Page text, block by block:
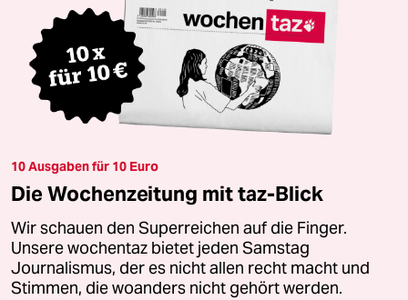
10 Ausgaben für 10 Euro
Die Wochenzeitung mit taz-Blick
Wir schauen den Superreichen auf die Finger.
Unsere wochentaz bietet jeden Samstag
Journalismus, der es nicht allen recht macht und
Stimmen, die woanders nicht gehört werden.